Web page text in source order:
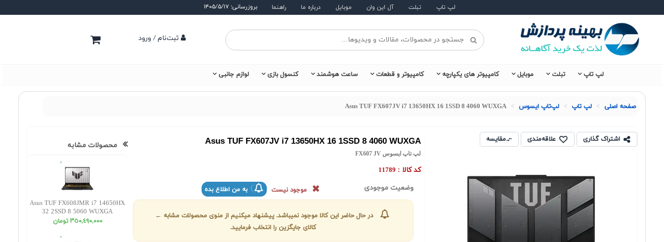
لپ تاپ تبلت آل این وان موبایل درباره ما راهنما بروزرسانی: ۱۴۰۵/۵/۱۷
ثبت‌نام / ورود
لپ تاپ تبلت موبایل کامپیوتر های یکپارچه کامپیوتر و قطعات ساعت هوشمند کنسول بازی لوازم جانبی
صفحه اصلی لپ تاپ لپ‌تاپ ایسوس Asus TUF FX607JV i7 13650HX 16 1SSD 8 4060 WUXGA
اشتراک گذاری علاقه‌مندی مقایسه Asus TUF FX607JV i7 13650HX 16 1SSD 8 4060 WUXGA
لپ تاپ ایسوس FX607 JV
کد کالا : 11789
وضعیت موجودی موجود نیست به من اطلاع بده
در حال حاضر این کالا موجود نمیباشد. پیشنهاد میکنیم از منوی محصولات مشابه ←
کالای جایگزین را انتخاب فرمایید.
محصولات مشابه
Asus TUF FX608JMR i7 14650HX
32 2SSD 8 5060 WUXGA
٣٥٠,٤٩٠,٠٠٠ تومان